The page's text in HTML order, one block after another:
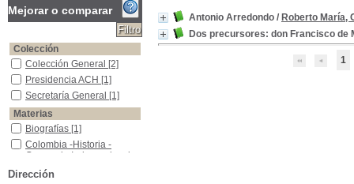
Antonio Arredondo / Roberto María,
Dos precursores: don Francisco de
1
Mejorar o comparar
Colección
Colección General
Colección General [2]
Presidencia ACH
Presidencia ACH [1]
Secretaría General
Secretaría General [1]
Materias
Biografías
Biografías [1]
Colombia -Historia -Guerra de Independencia--1810-1819
Colombia -Historia -
Guerra de Independencia-
-1810-1819
España--Militares--Colombia
España--Militares--
Dirección